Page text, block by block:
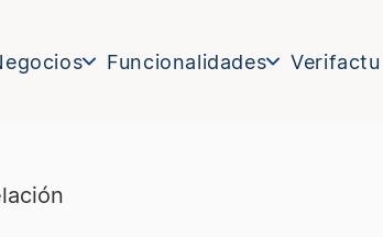
Funcionalidades Verifactu